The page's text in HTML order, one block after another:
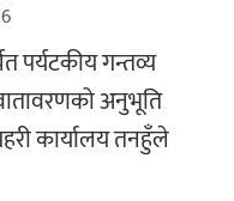
पर्यटकीय गन्तव्य
अनुभूति
कार्यालय तनहुँले